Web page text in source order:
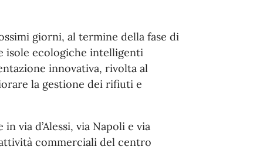
giorni, al termine della fase di
isole ecologiche intelligenti
innovativa, rivolta al
la gestione dei rifiuti e
via d’Alessi, via Napoli e via
commerciali del centro